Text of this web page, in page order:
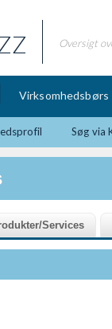
Oversigt
Virksomhedsbørs
Søg via